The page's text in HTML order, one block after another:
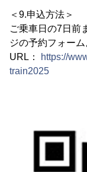
＜9.申込方法＞
ご乗車日の7日前
ジの予約フォー
URL：
https://
train2025